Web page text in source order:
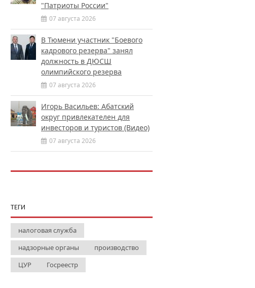
"Патриоты России"
07 августа 2026
В Тюмени участник "Боевого
кадрового резерва" занял
должность в ДЮСШ
олимпийского резерва
07 августа 2026
Игорь Васильев: Абатский
округ привлекателен для
инвесторов и туристов (Видео)
07 августа 2026
ТЕГИ
налоговая служба
надзорные органы
производство
ЦУР
Госреестр